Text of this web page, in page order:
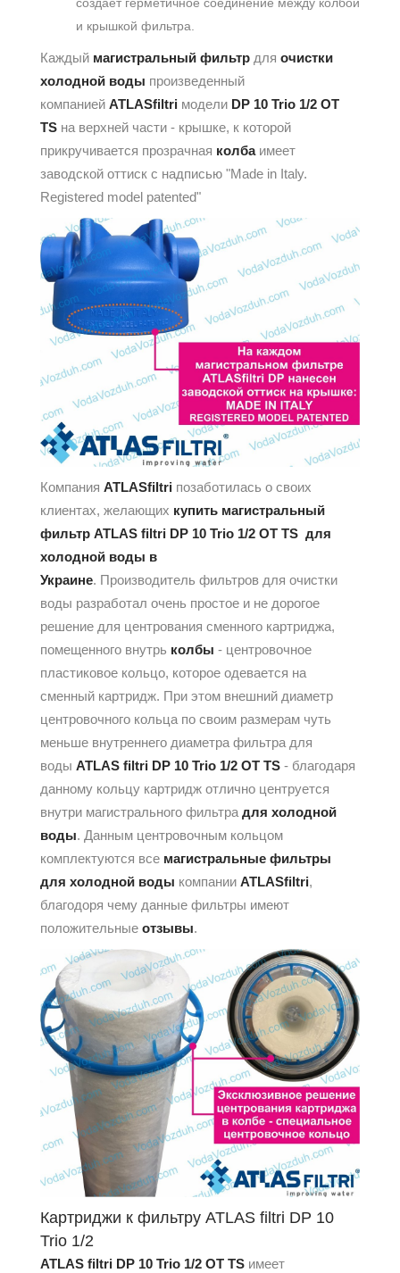
и крышкой фильтра.
Каждый магистральный фильтр для очистки
холодной воды произведенный
компанией ATLASfiltri модели DP 10 Trio 1/2 OT
TS на верхней части - крышке, к которой
прикручивается прозрачная колбаимеет
заводской оттиск с надписью "Made in Italy.
Registered model patented"
Компания ATLASfiltri позаботилась о своих
клиентах, желающих купить магистральный
фильтр ATLAS filtri DP 10 Trio 1/2 OT TS для
холодной воды в
Украине. Производитель фильтров для очистки
воды разработал очень простое и не дорогое
решение для центрования сменного картриджа,
помещенного внутрь колбы - центровочное
пластиковое кольцо, которое одевается на
сменный картридж. При этом внешний диаметр
центровочного кольца по своим размерам чуть
меньше внутреннего диаметра фильтра для
воды ATLAS filtri DP 10 Trio 1/2 OT TS - благодаря
данному кольцу картридж отлично центруется
внутри магистрального фильтра для холодной
воды. Данным центровочным кольцом
комплектуются все магистральные фильтры
для холодной воды компании ATLASfiltri,
благодоря чему данные фильтры имеют
положительные отзывы.
Картриджи к фильтру ATLAS filtri DP 10
Trio 1/2
ATLAS filtri DP 10 Trio 1/2 OT TS имеет